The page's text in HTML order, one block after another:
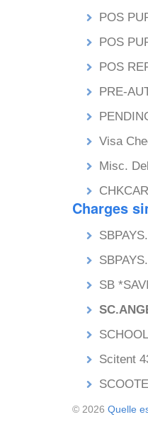
POS
POS
POS
PRE-
Visa
Misc.
Charges
SB
Scitent
© 2026 Quelle